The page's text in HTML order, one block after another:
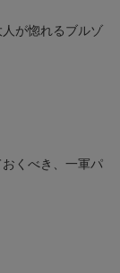
人が惚れるブルゾ
おくべき、一軍パ